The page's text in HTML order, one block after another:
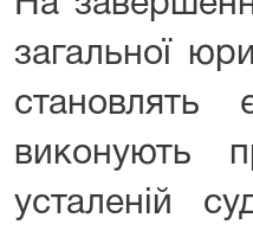
загальної
становлять
виконують
усталеній